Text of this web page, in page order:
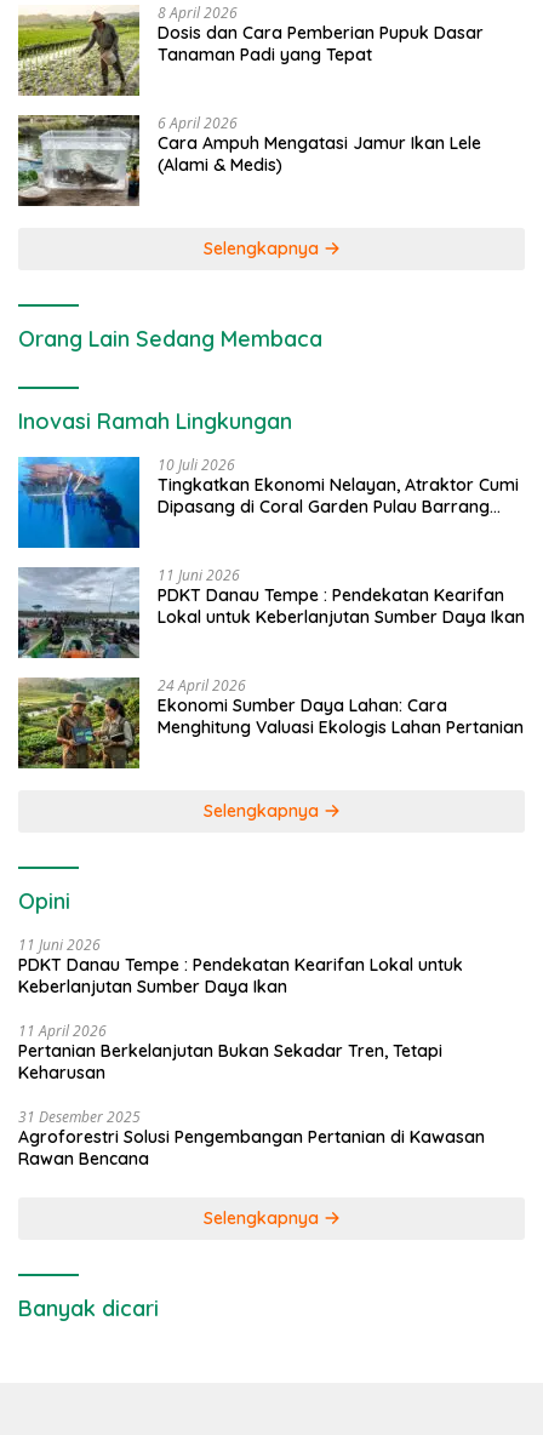
8 April 2026
Dosis dan Cara Pemberian Pupuk Dasar
Tanaman Padi yang Tepat
6 April 2026
Cara Ampuh Mengatasi Jamur Ikan Lele
(Alami & Medis)
Selengkapnya
Orang Lain Sedang Membaca
Inovasi Ramah Lingkungan
10 Juli 2026
Tingkatkan Ekonomi Nelayan, Atraktor Cumi
Dipasang di Coral Garden Pulau Barrang
11 Juni 2026
PDKT Danau Tempe : Pendekatan Kearifan
Lokal untuk Keberlanjutan Sumber Daya Ikan
24 April 2026
Ekonomi Sumber Daya Lahan: Cara
Menghitung Valuasi Ekologis Lahan Pertanian
Selengkapnya
Opini
11 Juni 2026
PDKT Danau Tempe : Pendekatan Kearifan Lokal untuk
Keberlanjutan Sumber Daya Ikan
11 April 2026
Pertanian Berkelanjutan Bukan Sekadar Tren, Tetapi
Keharusan
31 Desember 2025
Agroforestri Solusi Pengembangan Pertanian di Kawasan
Rawan Bencana
Selengkapnya
Banyak dicari